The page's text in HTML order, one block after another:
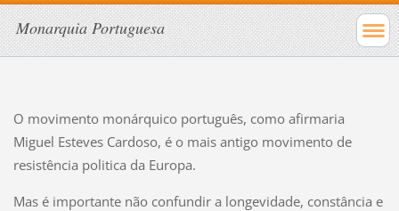
Monarquia Portuguesa
O movimento monárquico português, como afirmaria
Miguel Esteves Cardoso, é o mais antigo movimento de
resistência politica da Europa.
Mas é importante não confundir a longevidade, constância e